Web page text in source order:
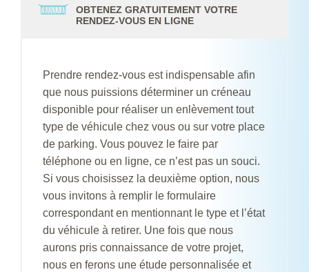
OBTENEZ GRATUITEMENT VOTRE
RENDEZ-VOUS EN LIGNE
Prendre rendez-vous est indispensable afin
que nous puissions déterminer un créneau
disponible pour réaliser un enlèvement tout
type de véhicule chez vous ou sur votre place
de parking. Vous pouvez le faire par
téléphone ou en ligne, ce n’est pas un souci.
Si vous choisissez la deuxième option, nous
vous invitons à remplir le formulaire
correspondant en mentionnant le type et l’état
du véhicule à retirer. Une fois que nous
aurons pris connaissance de votre projet,
nous en ferons une étude personnalisée et